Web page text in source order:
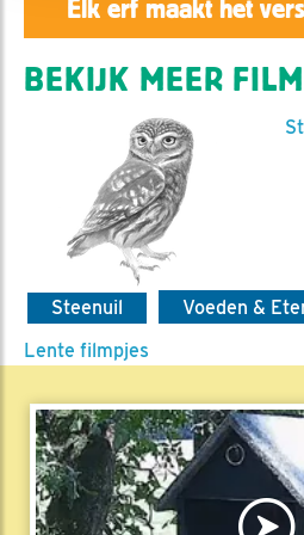
Elk erf maakt het
BEKIJK MEER
Steenuil Voeden &
Lente filmpjes